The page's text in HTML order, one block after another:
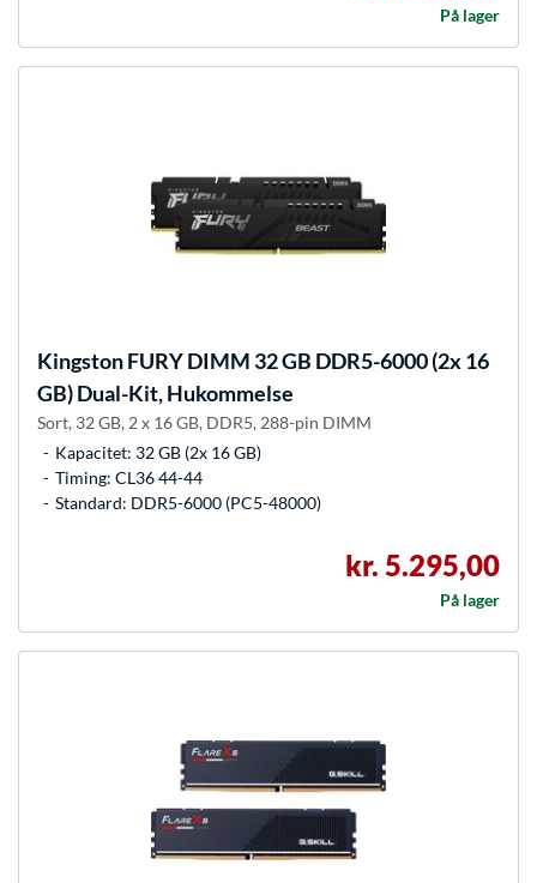
På lager
Kingston FURYDIMM 32 GB DDR5-6000 (2x 16
GB) Dual-Kit, Hukommelse
Sort, 32 GB, 2 x 16 GB, DDR5, 288-pin DIMM
Kapacitet: 32 GB (2x 16 GB)
Timing: CL36 44-44
Standard: DDR5-6000 (PC5-48000)
kr. 5.295,00
På lager